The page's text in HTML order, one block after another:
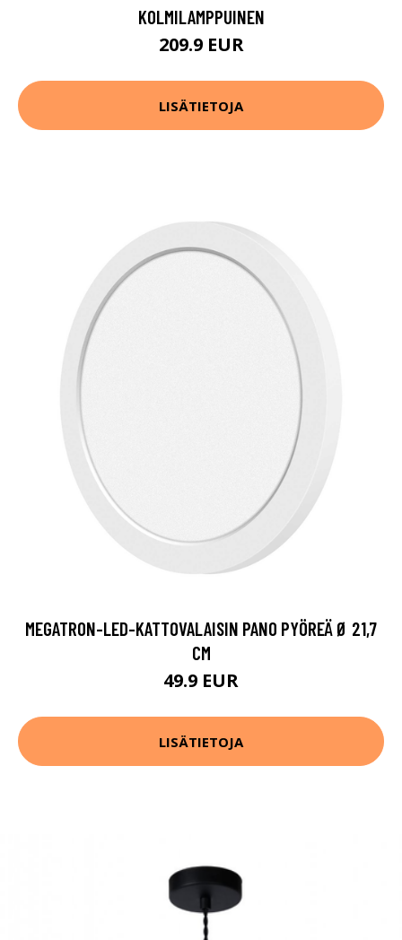
KOLMILAMPPUINEN
209.9 EUR
LISÄTIETOJA
MEGATRON-LED-KATTOVALAISIN PANO PYÖREÄ Ø 21,7
CM
49.9 EUR
LISÄTIETOJA